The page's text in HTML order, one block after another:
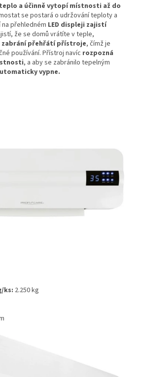
a účinně vytopí místnosti až do
se postará o udržování teploty a
přehledném LED displeji zajistí
že se domů vrátíte v teple,
přehřátí přístroje, čímž je
používání. Přístroj navíc rozpozná
, a aby se zabránilo tepelným
vypne.
ks: 2.250 kg